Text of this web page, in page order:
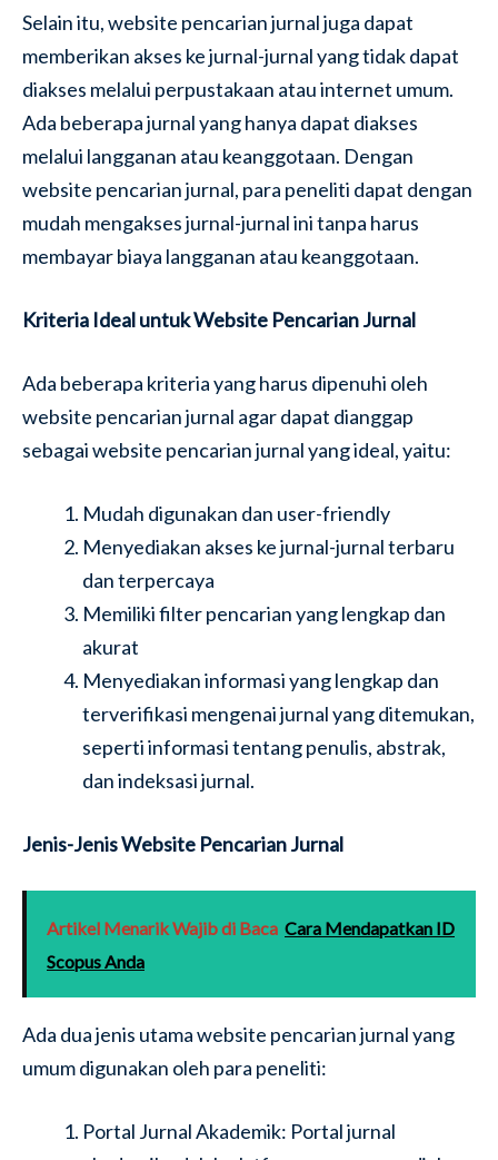
Selain itu, website pencarian jurnal juga dapat
memberikan akses ke jurnal-jurnal yang tidak dapat
diakses melalui perpustakaan atau internet umum.
Ada beberapa jurnal yang hanya dapat diakses
melalui langganan atau keanggotaan. Dengan
website pencarian jurnal, para peneliti dapat dengan
mudah mengakses jurnal-jurnal ini tanpa harus
membayar biaya langganan atau keanggotaan.
Kriteria Ideal untuk Website Pencarian Jurnal
Ada beberapa kriteria yang harus dipenuhi oleh
website pencarian jurnal agar dapat dianggap
sebagai website pencarian jurnal yang ideal, yaitu:
Mudah digunakan dan user-friendly
Menyediakan akses ke jurnal-jurnal terbaru
dan terpercaya
Memiliki filter pencarian yang lengkap dan
akurat
Menyediakan informasi yang lengkap dan
terverifikasi mengenai jurnal yang ditemukan,
seperti informasi tentang penulis, abstrak,
dan indeksasi jurnal.
Jenis-Jenis Website Pencarian Jurnal
Artikel Menarik Wajib di Baca Cara Mendapatkan ID
Scopus Anda
Ada dua jenis utama website pencarian jurnal yang
umum digunakan oleh para peneliti:
Portal Jurnal Akademik: Portal jurnal